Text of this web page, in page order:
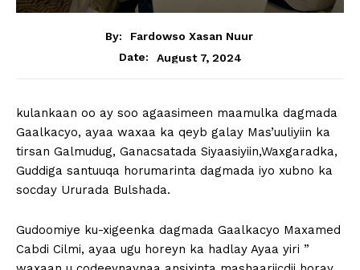
By:
Fardowso Xasan Nuur
Date:
August 7, 2024
kulankaan oo ay soo agaasimeen maamulka dagmada
Gaalkacyo, ayaa waxaa ka qeyb galay Mas’uuliyiin ka
tirsan Galmudug, Ganacsatada Siyaasiyiin,Waxgaradka,
Guddiga santuuqa horumarinta dagmada iyo xubno ka
socday Ururada Bulshada.
Gudoomiye ku-xigeenka dagmada Gaalkacyo Maxamed
Cabdi Cilmi, ayaa ugu horeyn ka hadlay Ayaa yiri ”